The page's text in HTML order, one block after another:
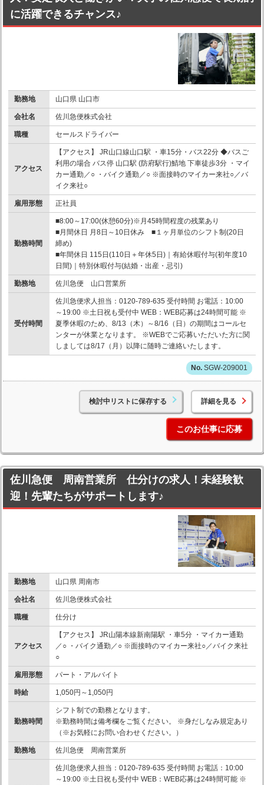
に活躍できるチャンス♪
勤務地 山口県 山口市
会社名 佐川急便株式会社
職種 セールスドライバー
アクセス
【アクセス】 JR山口線山口駅 ・車15分・バス22分 ◆バスご
利用の場合 バス停 山口駅 (防府駅行)鯖地 下車徒歩3分 ・マイ
カー通勤／○ ・バイク通勤／○ ※面接時のマイカー来社○／バ
イク来社○
雇用形態 正社員
勤務時間
■8:00～17:00(休憩60分)※月45時間程度の残業あり
■月間休日 月8日～10日休み ■１ヶ月単位のシフト制(20日
締め)
■年間休日 115日(110日＋年休5日)｜有給休暇付与(初年度10
日間)｜特別休暇付与(結婚・出産・忌引)
勤務地 佐川急便 山口営業所
受付時間
佐川急便求人担当：0120-789-635 受付時間 お電話：10:00
～19:00 ※土日祝も受付中 WEB：WEB応募は24時間可能 ※
夏季休暇のため、8/13（木）～8/16（日）の期間はコールセ
ンターが休業となります。 ※WEBでご応募いただいた方に関
しましては8/17（月）以降に随時ご連絡いたします。
SGW-209001
検討中リストに保存する 詳細を見る
このお仕事に応募
佐川急便 周南営業所 仕分けの求人！未経験歓
迎！先輩たちがサポートします♪
勤務地 山口県 周南市
会社名 佐川急便株式会社
職種 仕分け
アクセス
【アクセス】 JR山陽本線新南陽駅 ・車5分 ・マイカー通勤
／○ ・バイク通勤／○ ※面接時のマイカー来社○／バイク来社
○
雇用形態 パート・アルバイト
時給 1,050円～1,050円
勤務時間
シフト制での勤務となります。
※勤務時間は備考欄をご覧ください。 ※身だしなみ規定あり
（※お気軽にお問い合わせください。）
勤務地 佐川急便 周南営業所
佐川急便求人担当：0120-789-635 受付時間 お電話：10:00
～19:00 ※土日祝も受付中 WEB：WEB応募は24時間可能 ※